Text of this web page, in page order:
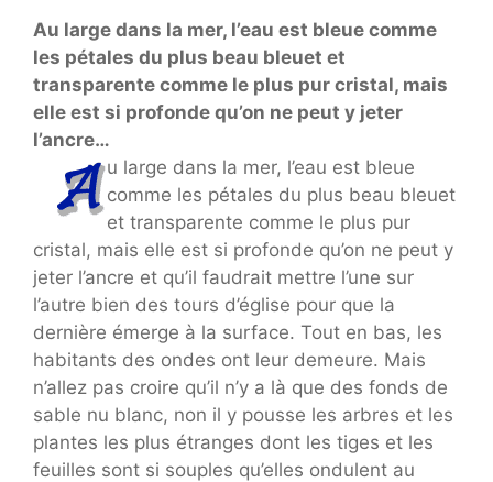
Au large dans la mer, l’eau est bleue comme
les pétales du plus beau bleuet et
transparente comme le plus pur cristal, mais
elle est si profonde qu’on ne peut y jeter
l’ancre…
u large dans la mer, l’eau est bleue
comme les pétales du plus beau bleuet
et transparente comme le plus pur
cristal, mais elle est si profonde qu’on ne peut y
jeter l’ancre et qu’il faudrait mettre l’une sur
l’autre bien des tours d’église pour que la
dernière émerge à la surface. Tout en bas, les
habitants des ondes ont leur demeure. Mais
n’allez pas croire qu’il n’y a là que des fonds de
sable nu blanc, non il y pousse les arbres et les
plantes les plus étranges dont les tiges et les
feuilles sont si souples qu’elles ondulent au